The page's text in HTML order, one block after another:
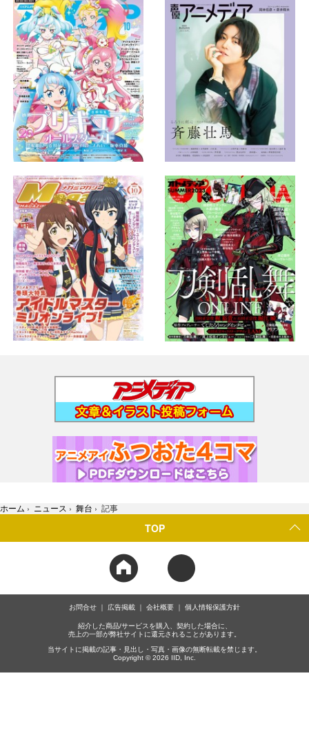
ホーム › ニュース › 舞台 › 記事
TOP
お問合せ 広告掲載 会社概要 個人情報保護方針
紹介した商品/サービスを購入、契約した場合に、
売上の一部が弊社サイトに還元されることがあります。
当サイトに掲載の記事・見出し・写真・画像の無断転載を禁じます。
Copyright © 2026 IID, Inc.